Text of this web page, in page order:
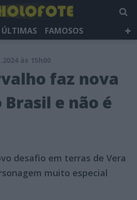
ÚLTIMAS
FAMOSOS
TV
NEWSLETTER
às 15h00
faz nova
e não é
desafio em terras de Vera
muito especial